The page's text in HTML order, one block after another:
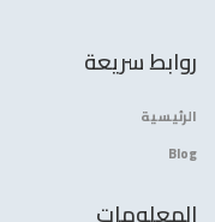
روابط سريعة
الرئيسية
Blog